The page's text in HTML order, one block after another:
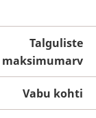
Talguliste
maksimumarv
Vabu kohti